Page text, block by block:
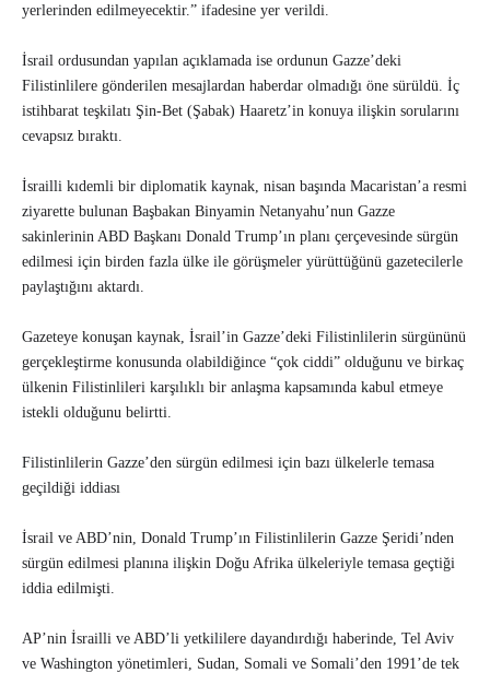
yerlerinden edilmeyecektir.” ifadesine yer verildi.
İsrail ordusundan yapılan açıklamada ise ordunun Gazze’deki
Filistinlilere gönderilen mesajlardan haberdar olmadığı öne sürüldü. İç
istihbarat teşkilatı Şin-Bet (Şabak) Haaretz’in konuya ilişkin sorularını
cevapsız bıraktı.
İsrailli kıdemli bir diplomatik kaynak, nisan başında Macaristan’a resmi
ziyarette bulunan Başbakan Binyamin Netanyahu’nun Gazze
sakinlerinin ABD Başkanı Donald Trump’ın planı çerçevesinde sürgün
edilmesi için birden fazla ülke ile görüşmeler yürüttüğünü gazetecilerle
paylaştığını aktardı.
Gazeteye konuşan kaynak, İsrail’in Gazze’deki Filistinlilerin sürgününü
gerçekleştirme konusunda olabildiğince “çok ciddi” olduğunu ve birkaç
ülkenin Filistinlileri karşılıklı bir anlaşma kapsamında kabul etmeye
istekli olduğunu belirtti.
Filistinlilerin Gazze’den sürgün edilmesi için bazı ülkelerle temasa
geçildiği iddiası
İsrail ve ABD’nin, Donald Trump’ın Filistinlilerin Gazze Şeridi’nden
sürgün edilmesi planına ilişkin Doğu Afrika ülkeleriyle temasa geçtiği
iddia edilmişti.
AP’nin İsrailli ve ABD’li yetkililere dayandırdığı haberinde, Tel Aviv
ve Washington yönetimleri, Sudan, Somali ve Somali’den 1991’de tek